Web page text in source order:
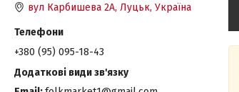
вул Карбишева 2А, Луцьк, Україна
+380 (95) 095-18-43